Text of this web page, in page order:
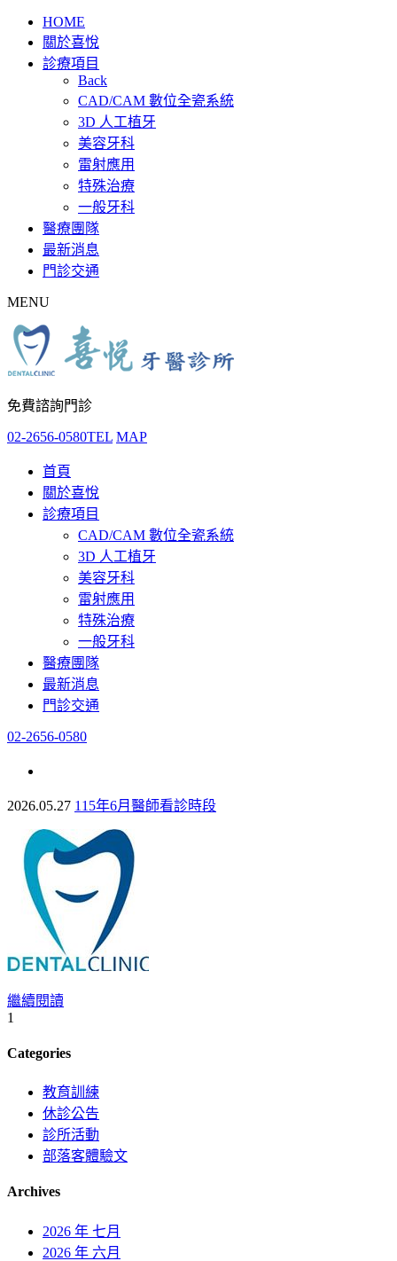
HOME
關於喜悅
診療項目
Back
CAD/CAM 數位全瓷系統
3D 人工植牙
美容牙科
雷射應用
特殊治療
一般牙科
醫療團隊
最新消息
門診交通
MENU
免費諮詢門診
02-2656-0580TEL MAP
首頁
關於喜悅
診療項目
CAD/CAM 數位全瓷系統
3D 人工植牙
美容牙科
雷射應用
特殊治療
一般牙科
醫療團隊
最新消息
門診交通
02-2656-0580
2026.05.27 115年6月醫師看診時段
繼續閱讀
1
Categories
教育訓練
休診公告
診所活動
部落客體驗文
Archives
2026 年 七月
2026 年 六月